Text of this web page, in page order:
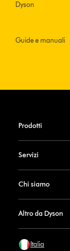
Dyson
Guide e manuali
Prodotti
Servizi
Chi siamo
Altro da Dyson
Italia